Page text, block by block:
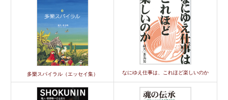
多樂スパイラル（エッセイ集） なにゆえ仕事は、これほど楽しいのか